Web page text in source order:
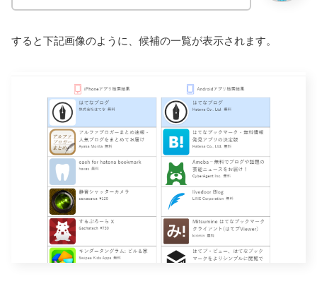
すると下記画像のように、候補の一覧が表示されます。